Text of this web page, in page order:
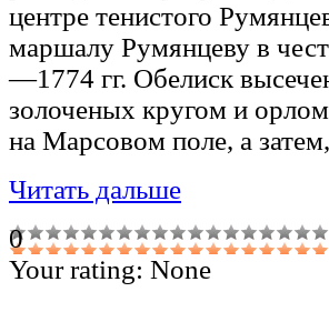
центре тенистого
маршалу Румянцеву в
—1774 гг. Обелиск
золоченых кругом и
на Марсовом поле, а
Читать дальше
0
Your rating: None